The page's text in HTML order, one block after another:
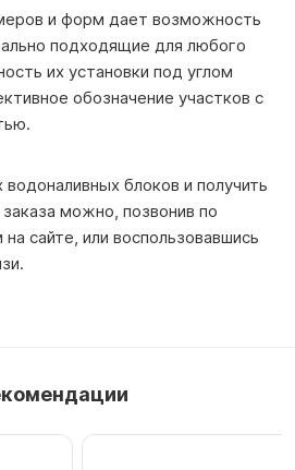
и форм дает возможность
подходящие для любого
их установки под углом
обозначение участков с
блоков и получить
можно, позвонив по
сайте, или воспользовавшись